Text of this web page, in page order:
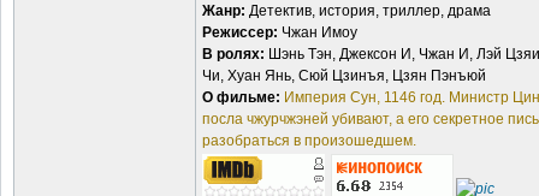
Жанр: Детектив, история, триллер, драма
Режиссер: Чжан Имоу
В ролях: Шэнь Тэн, Джексон И, Чжан И, Лэй
Чи, Хуан Янь, Сюй Цзинъя, Цзян Пэнъюй
О фильме: Империя Сун, 1146 год. Министр
посла чжурчжэней убивают, а его секретное
разобраться в произошедшем.